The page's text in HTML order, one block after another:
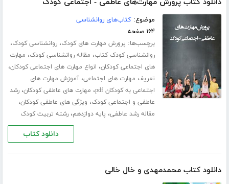
دانلود کتاب پرورش مهارت‌های عاطفی - اجتماعی کودک
موضوع:کتاب‌های روانشناسی
۱۶۴ صفحه
برچسب‌ها: پرورش مهارت های کودک،روانشناسی کودک،
روانشناسی کودک کتاب، مقاله روانشناسی کودک، مهارت
های اجتماعی کودکان، انواع مهارت های اجتماعی کودکان،
تعریف مهارت های اجتماعی،آموزش مهارت های
اجتماعی به کودکان pdf
، مهارت های عاطفی کودکان،رشد
عاطفی و اجتماعی کودک، ویژگی های عاطفی کودکان،
مقاله رشد عاطفی، پایه دوازدهم،رشته تربیت کودک
دانلود کتاب
دانلود کتاب محمدمهدی و خال خالی